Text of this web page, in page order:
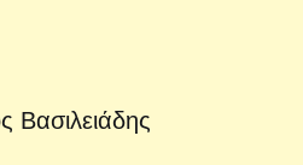
Βασιλειάδης